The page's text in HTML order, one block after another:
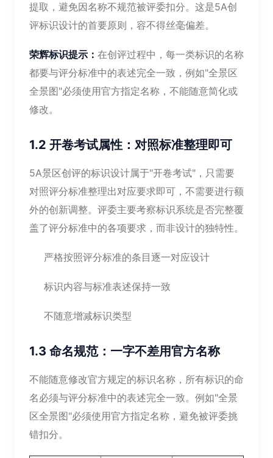
提取，避免因名称不规范被评委扣分。这是5A创
评标识设计的首要原则，容不得丝毫偏差。
荣辉标识提示： 在创评过程中，每一类标识的名称
都要与评分标准中的表述完全一致，例如"全景区
全景图"必须使用官方指定名称，不能随意简化或
修改。
1.2 开卷考试属性：对照标准整理即可
5A景区创评的标识设计属于"开卷考试"，只需要
对照评分标准整理出对应要求即可，不需要进行额
外的创新调整。评委主要考察标识系统是否完整覆
盖了评分标准中的各项要求，而非设计的独特性。
严格按照评分标准的条目逐一对应设计
标识内容与标准表述保持一致
不随意增减标识类型
1.3 命名规范：一字不差用官方名称
不能随意修改官方规定的标识名称，所有标识的命
名必须与评分标准中的表述完全一致。例如"全景
区全景图"必须使用官方指定名称，避免被评委挑
错扣分。